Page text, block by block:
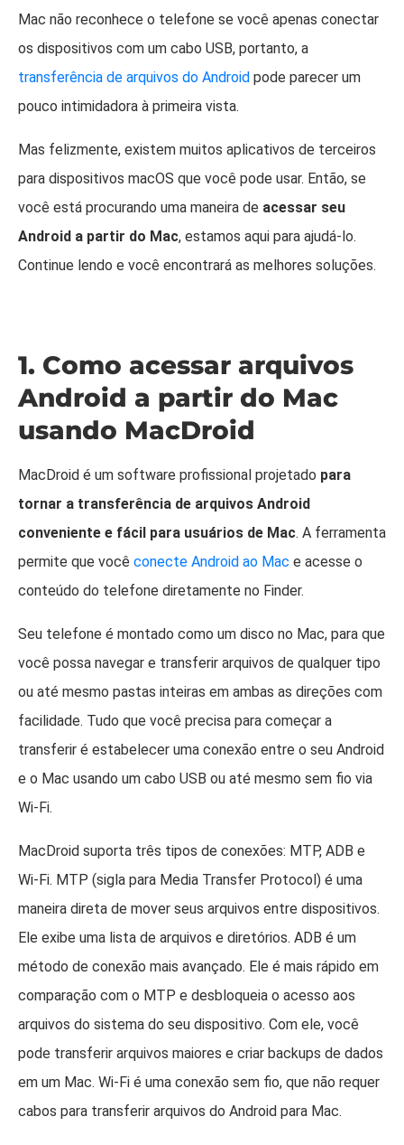
Mac não reconhece o telefone se você apenas conectar
os dispositivos com um cabo USB, portanto, a
transferência de arquivos do Android pode parecer um
pouco intimidadora à primeira vista.
Mas felizmente, existem muitos aplicativos de terceiros
para dispositivos macOS que você pode usar. Então, se
você está procurando uma maneira de acessar seu
Android a partir do Mac, estamos aqui para ajudá-lo.
Continue lendo e você encontrará as melhores soluções.
1. Como acessar arquivos
Android a partir do Mac
usando MacDroid
MacDroid é um software profissional projetado para
tornar a transferência de arquivos Android
conveniente e fácil para usuários de Mac. A ferramenta
permite que você conecte Android ao Mac e acesse o
conteúdo do telefone diretamente no Finder.
Seu telefone é montado como um disco no Mac, para que
você possa navegar e transferir arquivos de qualquer tipo
ou até mesmo pastas inteiras em ambas as direções com
facilidade. Tudo que você precisa para começar a
transferir é estabelecer uma conexão entre o seu Android
e o Mac usando um cabo USB ou até mesmo sem fio via
Wi-Fi.
MacDroid suporta três tipos de conexões: MTP, ADB e
Wi-Fi. MTP (sigla para Media Transfer Protocol) é uma
maneira direta de mover seus arquivos entre dispositivos.
Ele exibe uma lista de arquivos e diretórios. ADB é um
método de conexão mais avançado. Ele é mais rápido em
comparação com o MTP e desbloqueia o acesso aos
arquivos do sistema do seu dispositivo. Com ele, você
pode transferir arquivos maiores e criar backups de dados
em um Mac. Wi-Fi é uma conexão sem fio, que não requer
cabos para transferir arquivos do Android para Mac.